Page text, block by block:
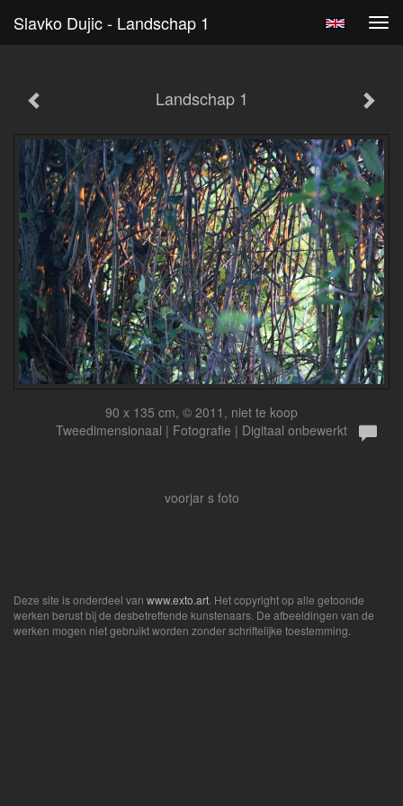
Slavko Dujic - Landschap 1
Landschap 1
90 x 135 cm, © 2011, niet te koop
Tweedimensionaal | Fotografie | Digitaal onbewerkt
voorjar s foto
Deze site is onderdeel van www.exto.art . Het copyright op alle getoonde
werken berust bij de desbetreffende kunstenaars. De afbeeldingen van de
werken mogen niet gebruikt worden zonder schriftelijke toestemming.